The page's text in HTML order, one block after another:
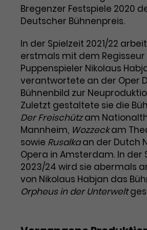
Laufzeit 1 Tag
Zweck
Dieses Cookie wird
Analytics installiert.
wird verwendet, um
darüber zu
Besucher*innen
nutzen, und hilft bei
eines
Performance der
erhobenen Daten
anonymisierter Form
der Besuche, die
stammen, und die
Seiten.
_gat_UA-63561367-1
Name _gcl_aw
Anbieter Google Ads
Laufzeit 3 Monate
Zweck
Dieses Cookie
Informationen zu
dient der Zuordnung
Conversions zu
Kampagnen.
Name
Bregenzer Festspiele 2020
Deutscher Bühnenpreis.
In der Spielzeit 2021/22
erstmals mit dem Regisseur
Puppenspieler Nikolaus
verantwortete an der Oper
Bühnenbild zur
Zuletzt gestaltete sie die
Der Freischützam
Mannheim, Wozzeckam
sowie Rusalkaan der Dutch
Opera in Amsterdam. In der
2023/24 wird sie abermals
von Nikolaus Habjan das
Orpheus in der Unterwelt